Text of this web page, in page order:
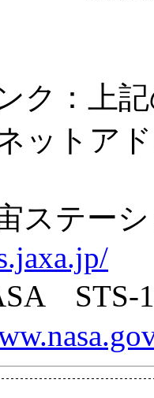
ク：上
ットア
テーシ
STS-